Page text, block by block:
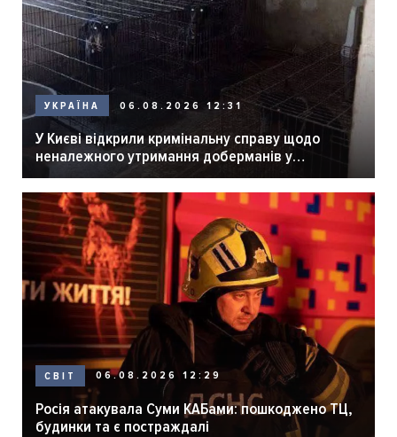
УКРАЇНА 06.08.2026 12:31
У Києві відкрили кримінальну справу щодо
неналежного утримання доберманів у
розпліднику
СВІТ 06.08.2026 12:29
Росія атакувала Суми КАБами: пошкоджено ТЦ,
будинки та є постраждалі